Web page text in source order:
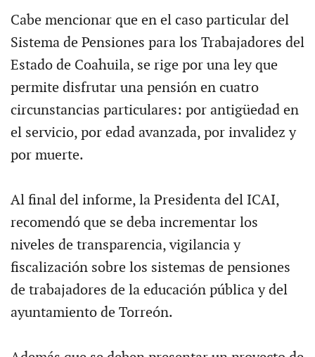
Cabe mencionar que en el caso particular del
Sistema de Pensiones para los Trabajadores del
Estado de Coahuila, se rige por una ley que
permite disfrutar una pensión en cuatro
circunstancias particulares: por antigüedad en
el servicio, por edad avanzada, por invalidez y
por muerte.
Al final del informe, la Presidenta del ICAI,
recomendó que se deba incrementar los
niveles de transparencia, vigilancia y
fiscalización sobre los sistemas de pensiones
de trabajadores de la educación pública y del
ayuntamiento de Torreón.